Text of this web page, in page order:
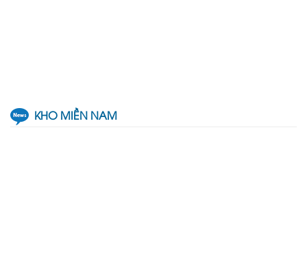
KHO MIỀN NAM